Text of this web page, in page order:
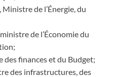
de l’Énergie, du
de l’Économie du
finances et du Budget;
des infrastructures, des